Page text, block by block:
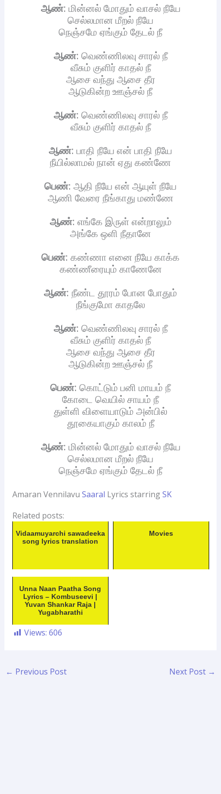
ஆண்: மின்னல் மோதும் வாசல் நீயே
செல்லமான மீறல் நீயே
நெஞ்சமே ஏங்கும் தேடல் நீ
ஆண்: வெண்ணிலவு சாரல் நீ
வீசும் குளிர் காதல் நீ
ஆசை வந்து ஆசை தீர
ஆடுகின்ற ஊஞ்சல் நீ
ஆண்: வெண்ணிலவு சாரல் நீ
வீசும் குளிர் காதல் நீ
ஆண்: பாதி நீயே என் பாதி நீயே
நீயில்லாமல் நான் ஏது கண்ணே
பெண்: ஆதி நீயே என் ஆயுள் நீயே
ஆணி வேரை நீங்காது மண்ணே
ஆண்: எங்கே இருள் என்றாலும்
அங்கே ஒளி நீதானே
பெண்: கண்ணா எனை நீயே காக்க
கண்ணீரையும் காணேனே
ஆண்: நீண்ட தூரம் போன போதும்
நீங்குமோ காதலே
ஆண்: வெண்ணிலவு சாரல் நீ
வீசும் குளிர் காதல் நீ
ஆசை வந்து ஆசை தீர
ஆடுகின்ற ஊஞ்சல் நீ
பெண்: கொட்டும் பனி மாயம் நீ
கோடை வெயில் சாயம் நீ
துள்ளி விளையாடும் அன்பில்
தூகையாகும் காலம் நீ
ஆண்: மின்னல் மோதும் வாசல் நீயே
செல்லமான மீறல் நீயே
நெஞ்சமே ஏங்கும் தேடல் நீ
Amaran Vennilavu Saaral Lyrics starringSK
Related posts:
Vidaamuyarchi sawadeeka
song lyrics translation
Movies
Unna Naan Paatha Song
Lyrics – Kombuseevi |
Yuvan Shankar Raja |
Yugabharathi
Views: 606
← Previous Post Next Post →